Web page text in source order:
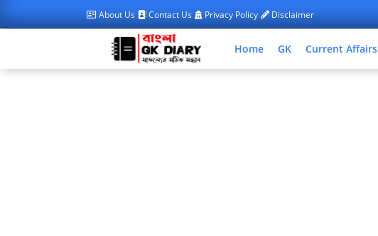
About Us Contact Us Privacy Policy Disclaimer
Home GK Current Affairs